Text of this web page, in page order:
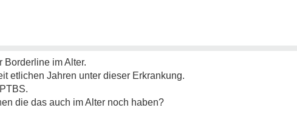
Borderline im Alter.
etlichen Jahren unter dieser Erkrankung.
die das auch im Alter noch haben?